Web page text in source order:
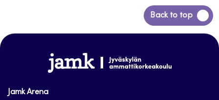
Back to top
Siirry
takaisin
www.jamk.fi
Jamk Arena